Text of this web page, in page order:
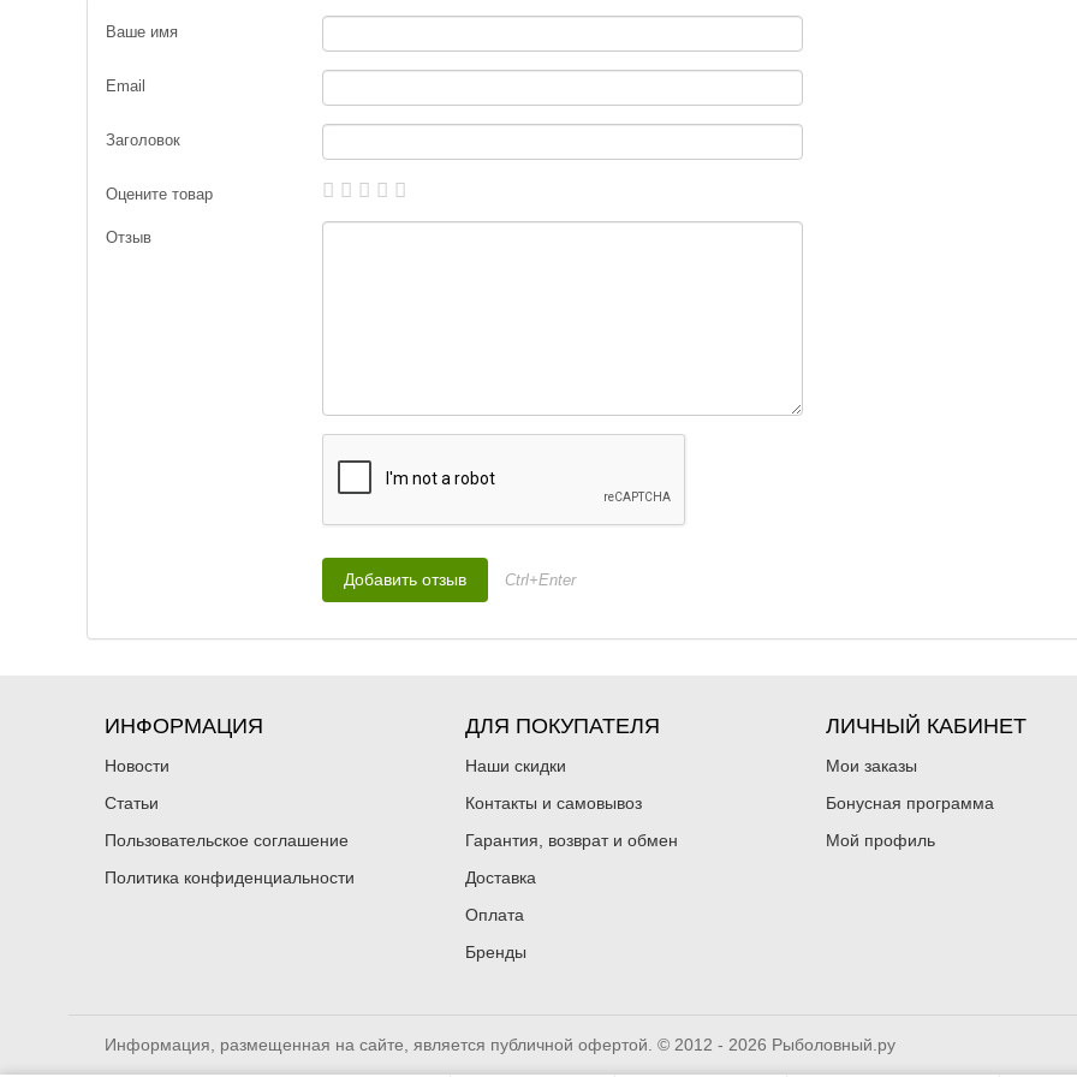
Ваше имя
Email
Заголовок
Оцените товар
Отзыв
Ctrl+Enter
ИНФОРМАЦИЯ
Новости
Статьи
Пользовательское соглашение
Политика конфиденциальности
ДЛЯ ПОКУПАТЕЛЯ
Наши скидки
Контакты и самовывоз
Гарантия, возврат и обмен
Доставка
Оплата
Бренды
ЛИЧНЫЙ КАБИНЕТ
Мои заказы
Бонусная программа
Мой профиль
Информация, размещенная на сайте, является публичной офертой. © 2012 - 2026 Рыболовный.ру